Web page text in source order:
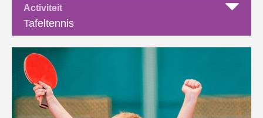
Activiteit
Tafeltennis